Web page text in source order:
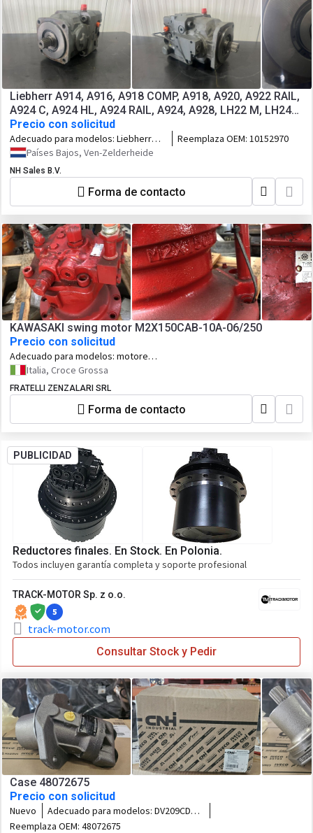
Liebherr A914, A916, A918 COMP, A918, A920, A922 RAIL,
A924 C, A924 HL, A924 RAIL, A924, A928, LH22 M, LH24
M, LH26 EC, LH26 EM, LH26 M,
Precio con solicitud
Adecuado para modelos: Liebherr
A914, A916, A918 COMP, A918, A920,
A922 RAIL, A924 C, A924 HL, A924
RAIL, A924, A928, LH22 M, LH24 M,
LH26 EC, LH26 EM, LH26 M, LH30 M,
LH50 MHR, LH50 MT
Reemplaza OEM: 10152970
Países Bajos, Ven-Zelderheide
NH Sales B.V.
Forma de contacto
KAWASAKI swing motor M2X150CAB-10A-06/250
Precio con solicitud
Adecuado para modelos: motore
idraulico di rotazione M2X150CAB-10A-
Italia, Croce Grossa
FRATELLI ZENZALARI SRL
Forma de contacto
PUBLICIDAD
Reductores finales. En Stock. En Polonia.
Todos incluyen garantía completa y soporte profesional
TRACK-MOTOR Sp. z o.o.
5
track-motor.com
Consultar Stock y Pedir
Case 48072675
Precio con solicitud
Nuevo Adecuado para modelos: DV209CD
DV210CD
Reemplaza OEM: 48072675